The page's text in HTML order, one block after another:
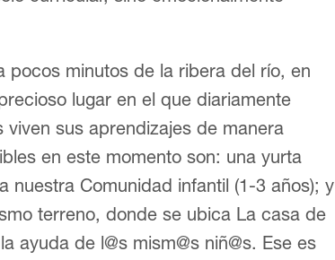
pocos minutos de la ribera del río, en
lugar en el que diariamente
sus aprendizajes de manera
en este momento son: una yurta
nuestra Comunidad infantil (1-3 años); y
terreno, donde se ubica La casa de
ayuda de l@s mism@s niñ@s. Ese es